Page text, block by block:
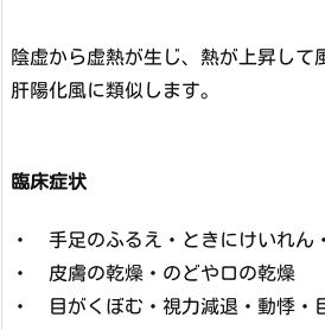
陰虚から虚熱が生じ、熱が上昇して
肝陽化風に類似します。
臨床症状
・ 手足のふるえ・ときにけいれん
・ 皮膚の乾燥・のどや口の乾燥
・ 目がくぼむ・視力減退・動悸・